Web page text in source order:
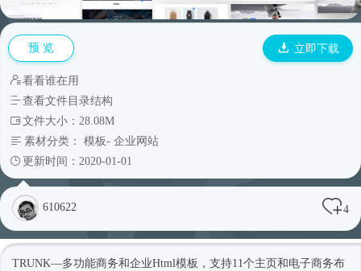
预 览 立即下载
看看谁在用
查看文件目录结构
文件大小：28.08M
素材分类： 模板- 企业网站
更新时间：2020-01-01
610622 4
TRUNK—多功能商务和企业Html模板 ，支持11个主页和电子商务布